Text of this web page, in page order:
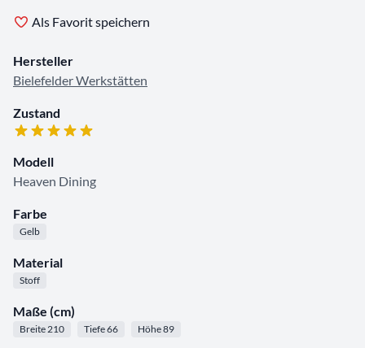
Als Favorit speichern
Hersteller
Bielefelder Werkstätten
Zustand
Modell
Heaven Dining
Farbe
Gelb
Material
Stoff
Maße (cm)
Breite 210 Tiefe 66 Höhe 89